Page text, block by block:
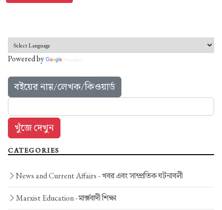
Powered by Translate
বইয়ের নাম়/লেখক/কিওয়ার্ড
CATEGORIES
News and Current Affairs -খবর এবং সাম্প্রতিক ঘটনাবলী
Marxist Education -মার্ক্সবাদী শিক্ষা